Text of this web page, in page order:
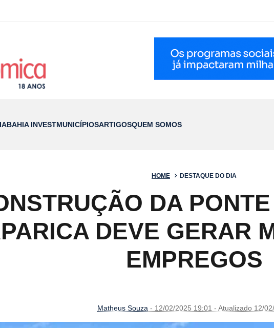
BAHIA INVESTMUNICÍPIOSARTIGOSQUEM SOMOS
HOME DESTAQUE DO DIA
DA
DEVE GERAR
EMPREGOS
Matheus Souza - 12/02/2025 19:01 - Atualizado 12/